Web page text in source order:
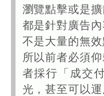
瀏覽點擊或是
都是針對廣告
不是大量的無
所以前者必須
者採行「成交
光，甚至可以